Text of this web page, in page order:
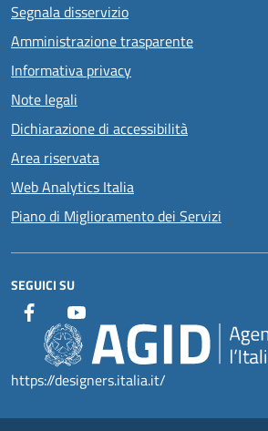
Segnala disservizio
Amministrazione trasparente
Informativa privacy
Note legali
Dichiarazione di accessibilità
Area riservata
Web Analytics Italia
Piano di Miglioramento dei Servizi
SEGUICI SU
https://designers.italia.it/